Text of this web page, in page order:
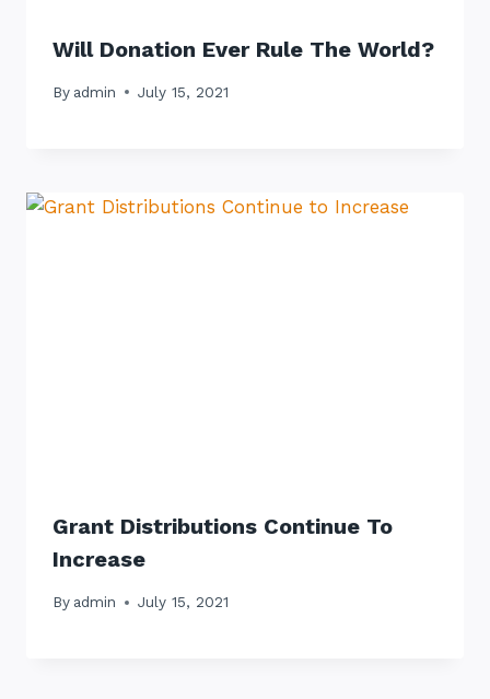
Will Donation Ever Rule The World?
By admin July 15, 2021
Grant Distributions Continue To
Increase
By admin July 15, 2021